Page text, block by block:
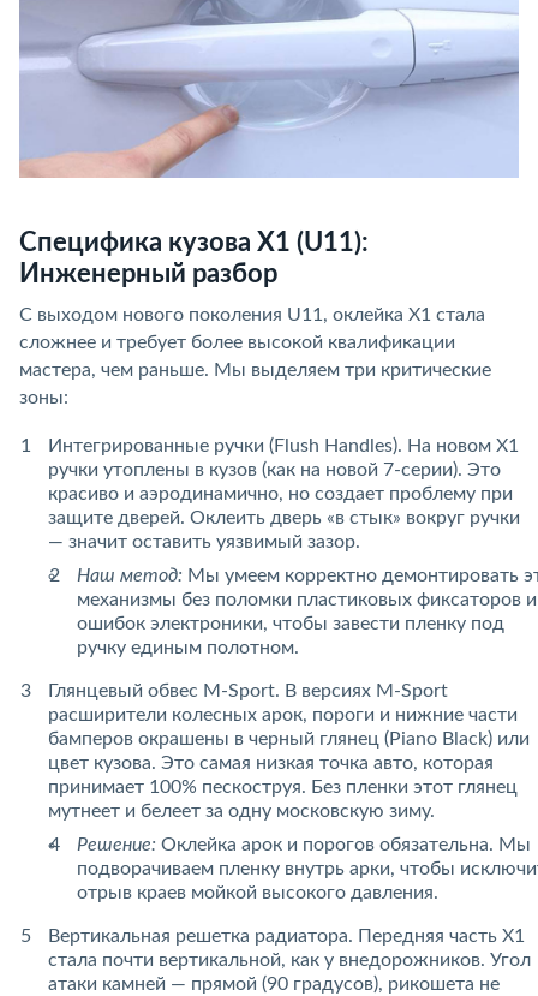
Специфика кузова X1 (U11):
Инженерный разбор
С выходом нового поколения U11, оклейка X1 стала
сложнее и требует более высокой квалификации
мастера, чем раньше. Мы выделяем три критические
зоны:
Интегрированные ручки (Flush Handles). На новом X1
ручки утоплены в кузов (как на новой 7-серии). Это
красиво и аэродинамично, но создает проблему при
защите дверей. Оклеить дверь «в стык» вокруг ручки
— значит оставить уязвимый зазор.
Наш метод: Мы умеем корректно демонтировать
механизмы без поломки пластиковых фиксаторов и
ошибок электроники, чтобы завести пленку под
ручку единым полотном.
Глянцевый обвес M-Sport. В версиях M-Sport
расширители колесных арок, пороги и нижние части
бамперов окрашены в черный глянец (Piano Black) или
цвет кузова. Это самая низкая точка авто, которая
принимает 100% пескоструя. Без пленки этот глянец
мутнеет и белеет за одну московскую зиму.
Решение: Оклейка арок и порогов обязательна. Мы
подворачиваем пленку внутрь арки, чтобы
отрыв краев мойкой высокого давления.
Вертикальная решетка радиатора. Передняя часть X1
стала почти вертикальной, как у внедорожников. Угол
атаки камней — прямой (90 градусов), рикошета не